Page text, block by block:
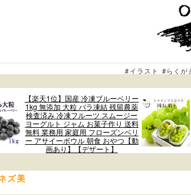
#イラスト #らくが
【楽天1位】国産 冷凍ブルーベリー
1kg 無添加 大粒 バラ凍結 残留農薬
検査済み 冷凍フルーツ スムージー
ヨーグルト ジャム お菓子作り 送料
無料 業務用 家庭用 フローズンベリ
ー アサイーボウル 朝食 おやつ【動
画あり】【デザート】
ズ美